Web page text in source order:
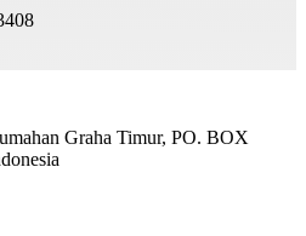
Graha Timur, PO. BOX